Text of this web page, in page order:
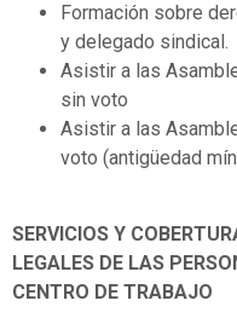
Formación sobre
y delegado sindical.
Asistir a las
sin voto
Asistir a las
voto (antigüedad
SERVICIOS Y
LEGALES DE LAS
CENTRO DE TRABAJO